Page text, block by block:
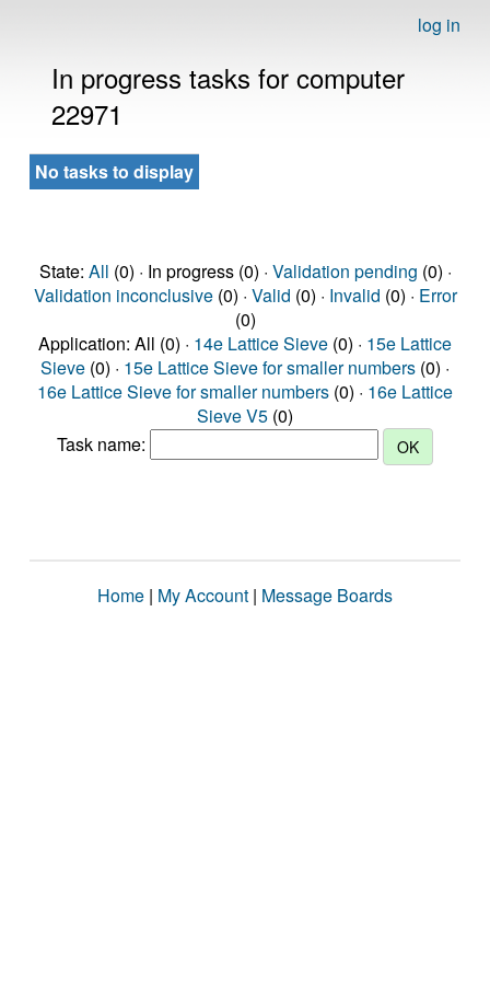
log in
In progress tasks for computer
22971
No tasks to display
State: All (0) · In progress (0) · Validation pending (0) ·
Validation inconclusive(0) · Valid (0) · Invalid (0) · Error
(0)
Application: All (0) · 14e Lattice Sieve (0) · 15e Lattice
Sieve (0) · 15e Lattice Sieve for smaller numbers (0) ·
16e Lattice Sieve for smaller numbers (0) · 16e Lattice
Sieve V5 (0)
Task name:
Home | My Account | Message Boards